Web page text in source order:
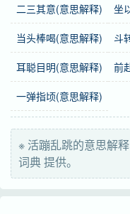
谜语 刚出水的虾子
近义词 欢蹦乱跳、活
反义词 垂头丧气
英语 active and lively
字义分解
二三其意(意思解释) 坐
当头棒喝(意思解释) 斗
耳聪目明(意思解释) 前
一弹指顷(意思解释)
※ 活蹦乱跳的意思解
词典 提供。